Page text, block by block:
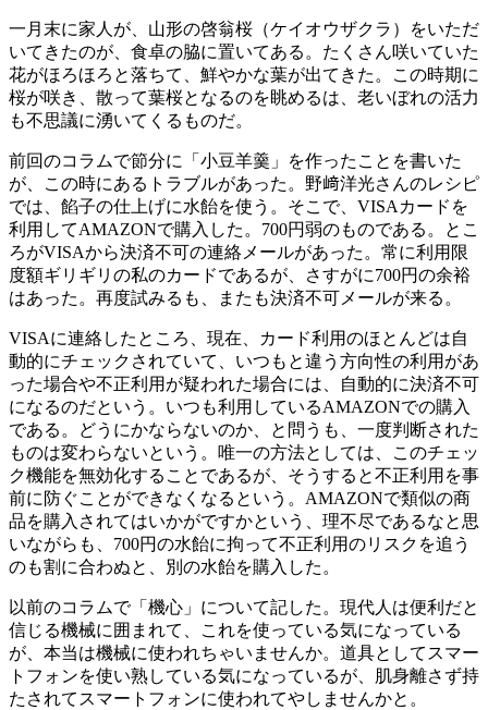
一月末に家人が、山形の啓翁桜（ケイオウザクラ）をいただ
いてきたのが、食卓の脇に置いてある。たくさん咲いていた
花がほろほろと落ちて、鮮やかな葉が出てきた。この時期に
桜が咲き、散って葉桜となるのを眺めるは、老いぼれの活力
も不思議に湧いてくるものだ。
前回のコラムで節分に「小豆羊羹」を作ったことを書いた
が、この時にあるトラブルがあった。野﨑洋光さんのレシピ
では、餡子の仕上げに水飴を使う。そこで、VISAカードを
利用してAMAZONで購入した。700円弱のものである。とこ
ろがVISAから決済不可の連絡メールがあった。常に利用限
度額ギリギリの私のカードであるが、さすがに700円の余裕
はあった。再度試みるも、またも決済不可メールが来る。
VISAに連絡したところ、現在、カード利用のほとんどは自
動的にチェックされていて、いつもと違う方向性の利用があ
った場合や不正利用が疑われた場合には、自動的に決済不可
になるのだという。いつも利用しているAMAZONでの購入
である。どうにかならないのか、と問うも、一度判断された
ものは変わらないという。唯一の方法としては、このチェッ
ク機能を無効化することであるが、そうすると不正利用を事
前に防ぐことができなくなるという。AMAZONで類似の商
品を購入されてはいかがですかという、理不尽であるなと思
いながらも、700円の水飴に拘って不正利用のリスクを追う
のも割に合わぬと、別の水飴を購入した。
以前のコラムで「機心」について記した。現代人は便利だと
信じる機械に囲まれて、これを使っている気になっている
が、本当は機械に使われちゃいませんか。道具としてスマー
トフォンを使い熟している気になっているが、肌身離さず持
たされてスマートフォンに使われてやしませんかと。